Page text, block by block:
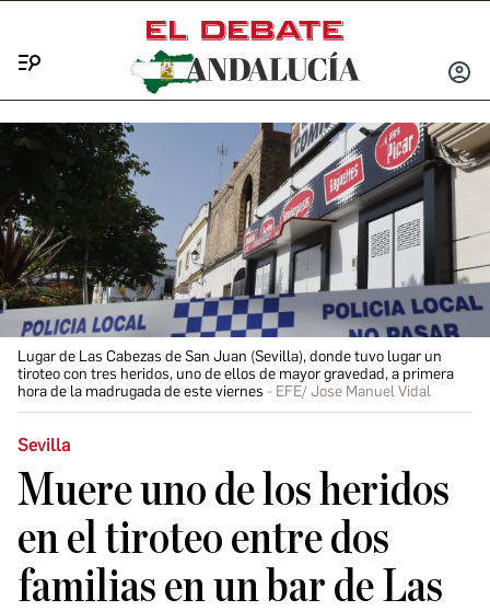
INICIAR
Lugar de Las Cabezas de San Juan (Sevilla), donde tuvo lugar un
tiroteo con tres heridos, uno de ellos de mayor gravedad, a primera
hora de la madrugada de este viernes
EFE/ Jose Manuel Vidal
Sevilla
Muere uno de los heridos
en el tiroteo entre dos
familias en un bar de Las